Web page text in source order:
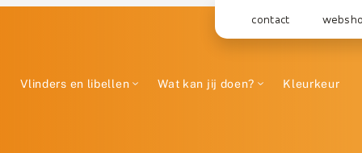
contact
Vlinders en libellen Wat kan jij doen? Kleurkeur